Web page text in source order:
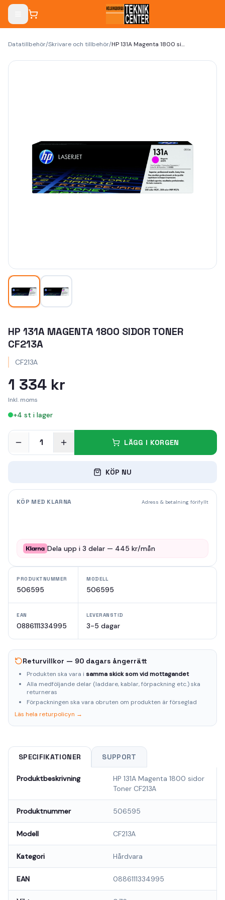
Datatillbehör/Skrivare och tillbehör/ HP 131A Magenta 1800 sidor Toner CF213A
HP 131A MAGENTA 1800 SIDOR TONER
CF213A
CF213A
1 334 kr
Inkl. moms
+4 st i lager
1 LÄGG I KORGEN
KÖP NU
KÖP MED KLARNA Adress & betalning förifyllt
Dela upp i 3 delar — 445 kr/mån
PRODUKTNUMMER
506595
MODELL
506595
EAN
0886111334995
LEVERANSTID
3-5 dagar
Returvillkor — 90 dagars ångerrätt
Produkten ska vara i samma skick som vid mottagandet
Alla medföljande delar (laddare, kablar, förpackning etc.) ska
returneras
Förpackningen ska vara obruten om produkten är förseglad
Läs hela returpolicyn →
SPECIFIKATIONER SUPPORT
Produktbeskrivning
HP 131A Magenta 1800 sidor
Toner CF213A
Produktnummer 506595
Modell CF213A
Kategori Hårdvara
EAN 0886111334995